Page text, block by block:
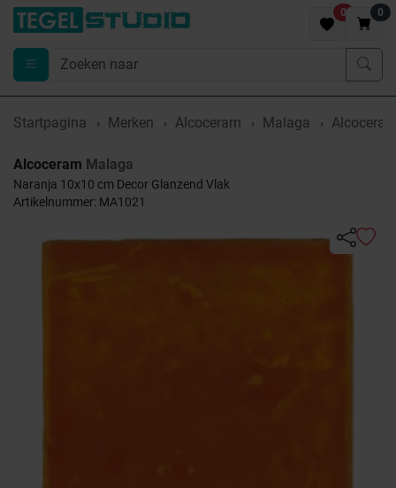
0 0
Startpagina Merken Alcoceram Malaga
Alcoceram Malaga
Naranja 10x10 cm Decor Glanzend Vlak
Artikelnummer: MA1021